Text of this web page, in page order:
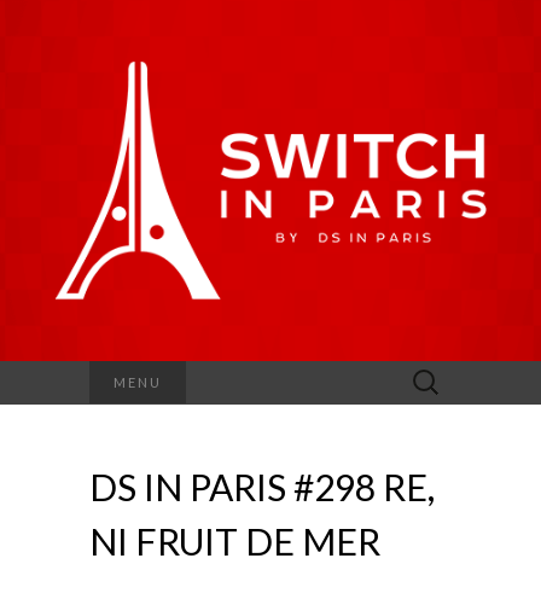
MENU Rechercher :
DS IN PARIS #298 RE,
NI FRUIT DE MER